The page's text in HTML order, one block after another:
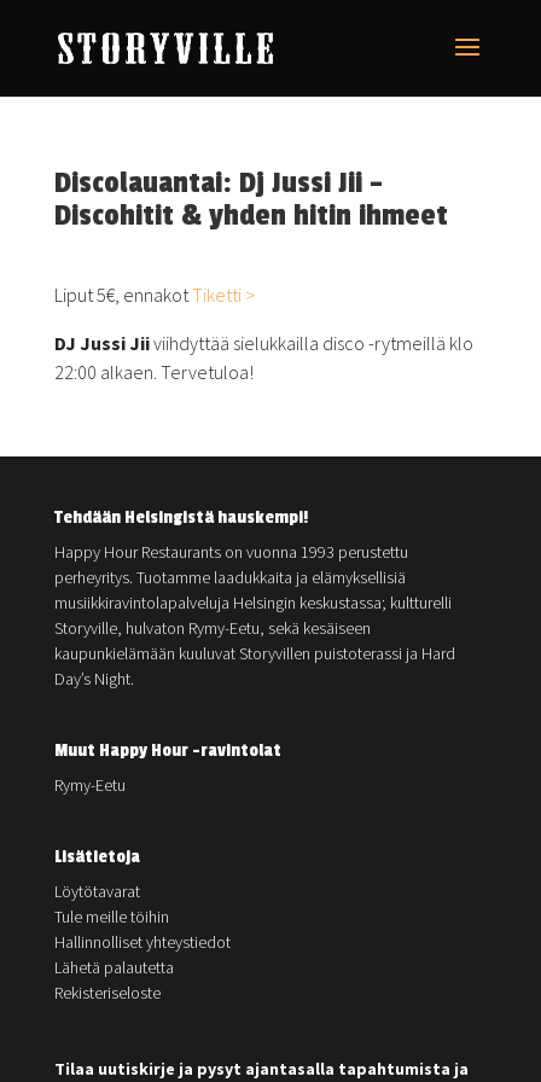
Discolauantai: Dj Jussi Jii –
Discohitit & yhden hitin ihmeet
Liput 5€, ennakotTiketti >
DJ JussiJiiviihdyttää sielukkailla disco -rytmeillä klo
22:00 alkaen. Tervetuloa!
Tehdään Helsingistä hauskempi!
Happy Hour Restaurants on vuonna 1993 perustettu
perheyritys. Tuotamme laadukkaita ja elämyksellisiä
musiikkiravintolapalveluja Helsingin keskustassa; kultturelli
Storyville, hulvaton Rymy-Eetu, sekä kesäiseen
kaupunkielämään kuuluvat Storyvillen puistoterassi ja Hard
Day’s Night.
Muut Happy Hour -ravintolat
Rymy-Eetu
Lisätietoja
Löytötavarat
Tule meille töihin
Hallinnolliset yhteystiedot
Lähetä palautetta
Rekisteriseloste
Tilaa uutiskirje ja pysyt ajantasalla tapahtumista ja